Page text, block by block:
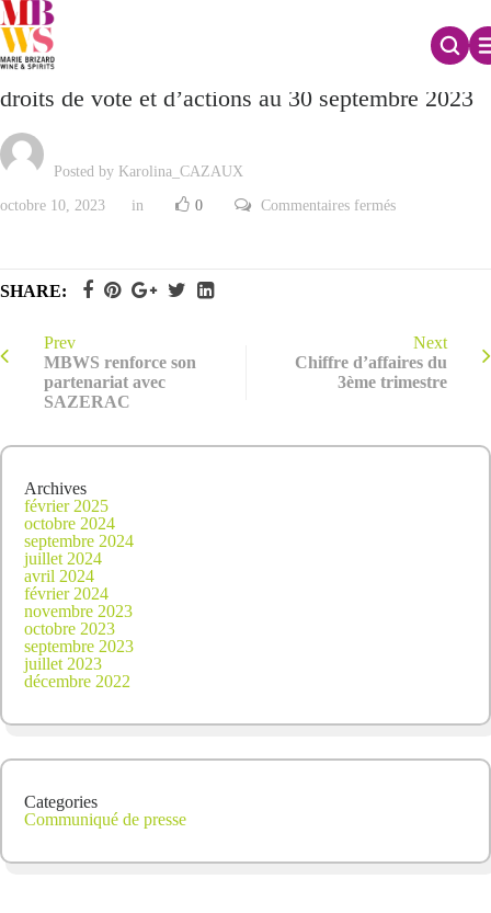
Déclaration mensuelle relative au nombre total de
droits de vote et d’actions au 30 septembre 2023
Posted by Karolina_CAZAUX
octobre 10, 2023 in 0 Commentaires ferméssur
vote
et
d’actions
2023
SHARE:
Prev
MBWS renforce son
partenariat avec
SAZERAC
Next
Chiffre d’affaires du
3ème trimestre
Archives
février 2025
octobre 2024
septembre 2024
juillet 2024
avril 2024
février 2024
novembre 2023
octobre 2023
septembre 2023
juillet 2023
décembre 2022
Categories
Communiqué de presse